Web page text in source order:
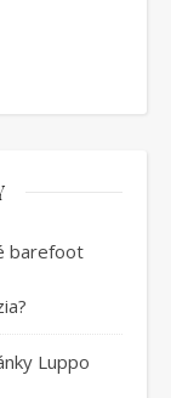
barefoot
Luppo